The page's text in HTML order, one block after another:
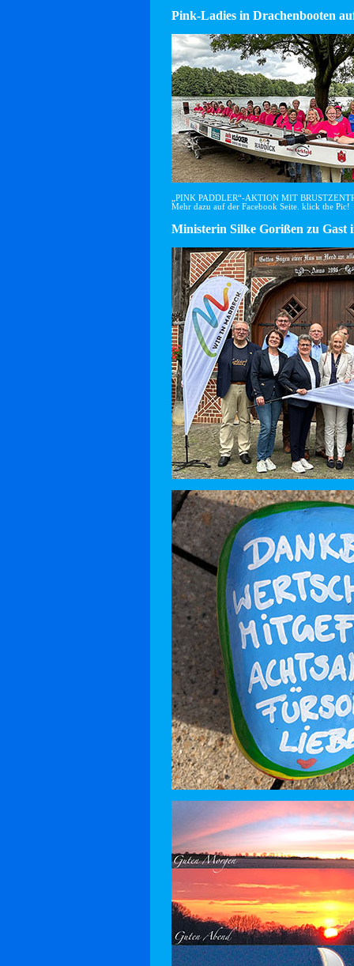
Pink-Ladies in Drachenbooten
„PINK PADDLER“-AKTION MIT
Mehr dazu auf der Facebook Seite. klick the Pic!
Ministerin Silke Gorißen zu Gast